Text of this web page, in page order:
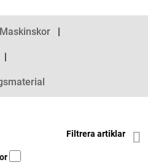
Filtrera artiklar